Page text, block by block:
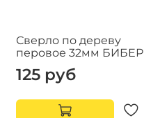
Сверло по дереву
перовое 32мм БИБЕР
125 руб